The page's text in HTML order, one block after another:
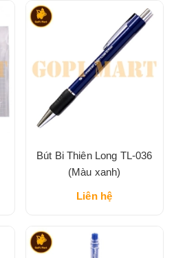
Bút Bi Thiên Long TL-036
(Màu xanh)
Liên hệ